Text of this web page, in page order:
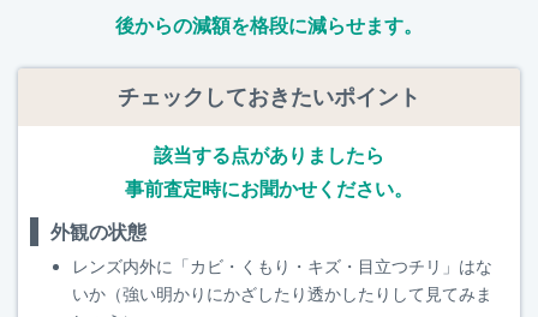
後からの減額を格段に減らせます。
チェックしておきたいポイント
該当する点がありましたら
事前査定時にお聞かせください。
外観の状態
レンズ内外に「カビ・くもり・キズ・目立つチリ」はな
いか（強い明かりにかざしたり透かしたりして見てみま